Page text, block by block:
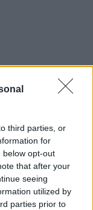
third parties, or
for
below opt-out
that after your
seeing
utilized by
parties prior to